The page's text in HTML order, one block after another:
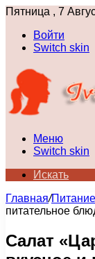
Пятница , 7
Войти
Switch skin
Меню
Switch skin
Искать
Главная/Питание
питательное
Салат